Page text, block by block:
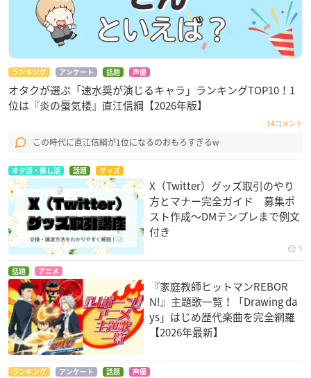
ランキング アンケート 話題 声優
オタクが選ぶ「速水奨が演じるキャラ」ランキングTOP10！1
位は『炎の蜃気楼』直江信綱【2026年版】
14コメント
この時代に直江信綱が1位になるのおもろすぎるw
オタ活・推し活 話題 グッズ
X（Twitter）グッズ取引のやり
方とマナー完全ガイド 募集ポ
スト作成〜DMテンプレまで例文
付き
5
話題 アニメ
『家庭教師ヒットマンREBOR
N!』主題歌一覧！「Drawing da
ys」はじめ歴代楽曲を完全網羅
【2026年最新】
ランキング アンケート 話題 声優